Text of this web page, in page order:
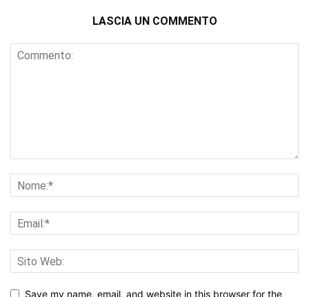
LASCIA UN COMMENTO
Save my name, email, and website in this browser for the